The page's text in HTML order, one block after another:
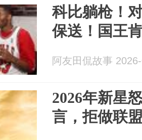
科比躺枪！
保送！国王
阿友田侃故事
2026年新星
言，拒做联